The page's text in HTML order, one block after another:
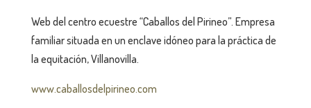
Web del centro ecuestre “Caballos del Pirineo”. Empresa
familiar situada en un enclave idóneo para la práctica de
la equitación, Villanovilla.
www.caballosdelpirineo.com